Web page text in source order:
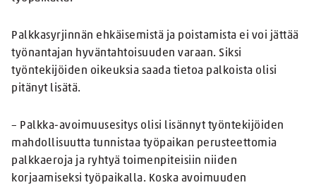
Palkkasyrjinnän ehkäisemistä ja poistamista ei voi jättää
työnantajan hyväntahtoisuuden varaan. Siksi
työntekijöiden oikeuksia saada tietoa palkoista olisi
pitänyt lisätä.
– Palkka-avoimuusesitys olisi lisännyt työntekijöiden
mahdollisuutta tunnistaa työpaikan perusteettomia
palkkaeroja ja ryhtyä toimenpiteisiin niiden
korjaamiseksi työpaikalla. Koska avoimuuden